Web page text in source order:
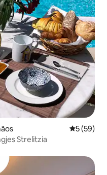
Vlerësimi
5 (59)
Strelitzia